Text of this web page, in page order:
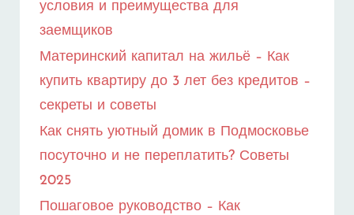
условия и преимущества для
заемщиков
Материнский капитал на жильё – Как
купить квартиру до 3 лет без кредитов –
секреты и советы
Как снять уютный домик в Подмосковье
посуточно и не переплатить? Советы
2025
Пошаговое руководство – Как